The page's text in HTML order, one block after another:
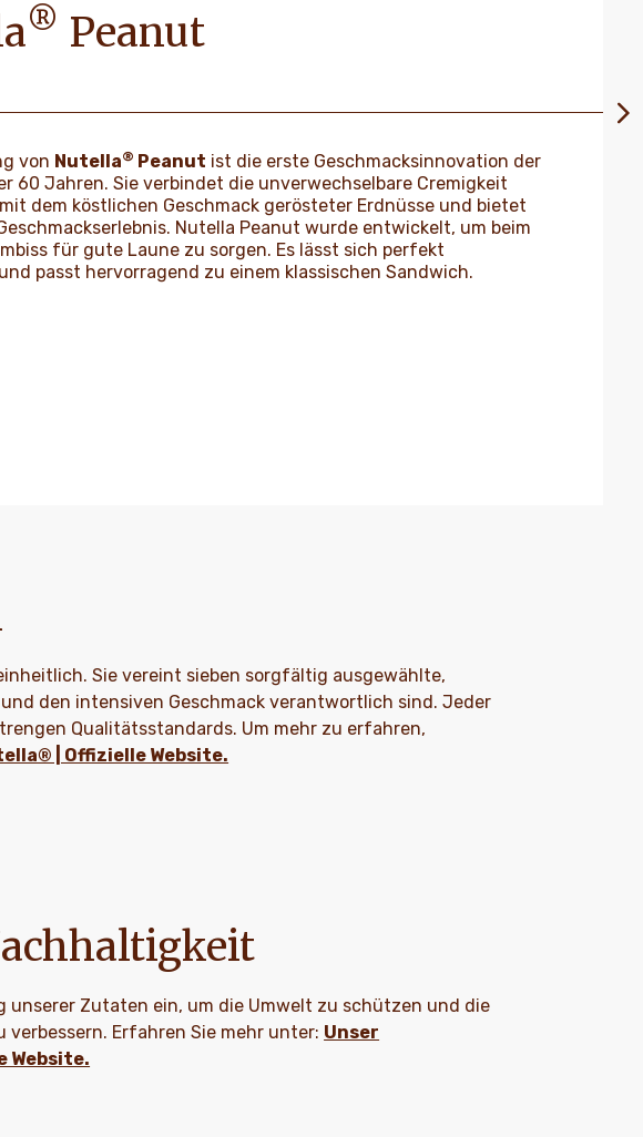
® Peanut
von Nutella® Peanut ist die erste Geschmacksinnovation der
60 Jahren. Sie verbindet die unverwechselbare Cremigkeit
mit dem köstlichen Geschmack gerösteter Erdnüsse und bietet
Nutella Peanut wurde entwickelt, um beim
für gute Laune zu sorgen. Es lässt sich perfekt
passt hervorragend zu einem klassischen Sandwich.
Sie vereint sieben sorgfältig ausgewählte,
den intensiven Geschmack verantwortlich sind. Jeder
Qualitätsstandards. Um mehr zu erfahren,
| Offizielle Website.
Zutaten ein, um die Umwelt zu schützen und die
Erfahren Sie mehr unter: Unser
Website.